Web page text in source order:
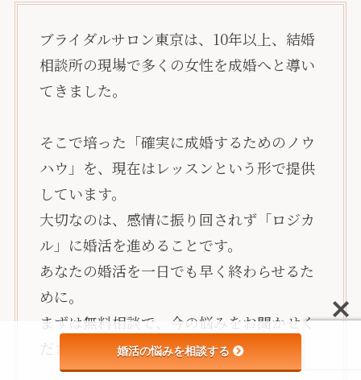
ブライダルサロン東京は、10年以上、結婚
相談所の現場で多くの女性を成婚へと導い
てきました。
そこで培った「確実に成婚するためのノウ
ハウ」を、現在はレッスンという形で提供
しています。
大切なのは、感情に振り回されず「ロジカ
ル」に婚活を進めることです。
あなたの婚活を一日でも早く終わらせるた
めに。
まずは無料相談で、今の悩みをお聞かせく
ださい。
婚活の悩みを相談する